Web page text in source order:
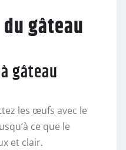
gâteau
gâteau
les œufs avec le
ce que le
et clair.